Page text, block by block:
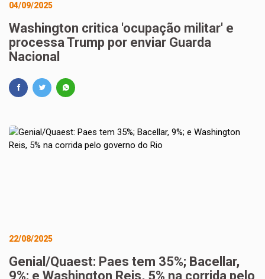
04/09/2025
Washington critica 'ocupação militar' e
processa Trump por enviar Guarda
Nacional
22/08/2025
Genial/Quaest: Paes tem 35%; Bacellar,
9%; e Washington Reis, 5% na corrida pelo